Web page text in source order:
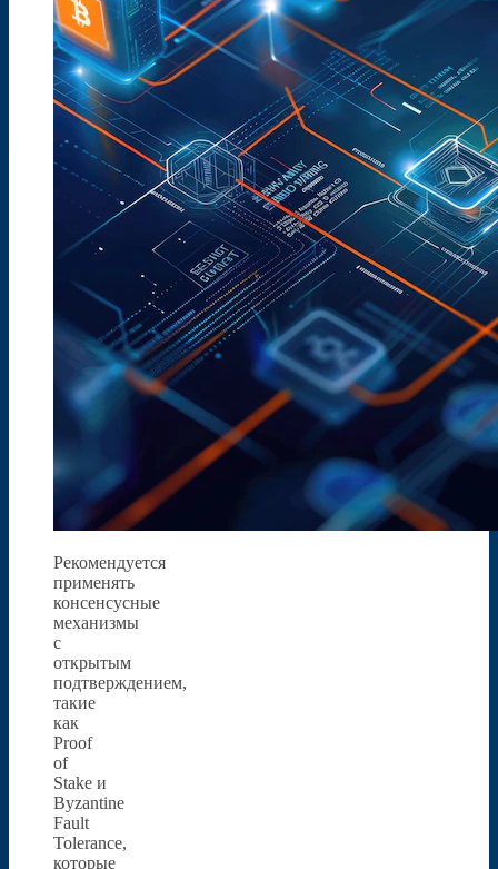
Рекомендуется
применять
консенсусные
механизмы
с
открытым
подтверждением,
такие
как
Proof
of
Stake и
Byzantine
Fault
Tolerance,
которые